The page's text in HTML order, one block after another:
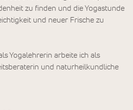
zu finden und die Yogastunde
und neuer Frische zu
Yogalehrerin arbeite ich als
und naturheilkundliche